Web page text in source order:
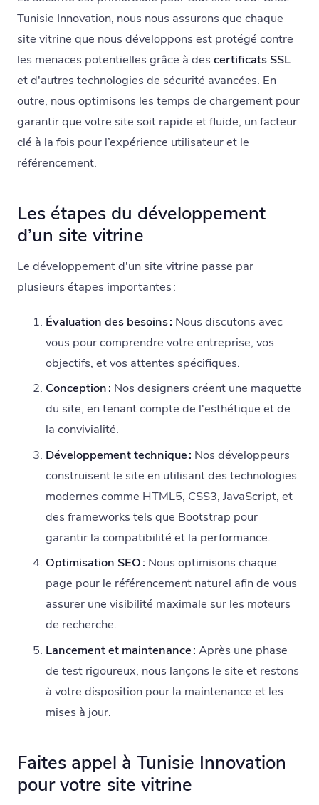
Tunisie Innovation, nous nous assurons que chaque
site vitrine que nous développons est protégé contre
les menaces potentielles grâce à des certificats SSL
et d'autres technologies de sécurité avancées. En
outre, nous optimisons les temps de chargement pour
garantir que votre site soit rapide et fluide, un facteur
clé à la fois pour l’expérience utilisateur et le
référencement.
Les étapes du développement
d’un site vitrine
Le développement d'un site vitrine passe par
plusieurs étapes importantes :
Évaluation des besoins : Nous discutons avec
vous pour comprendre votre entreprise, vos
objectifs, et vos attentes spécifiques.
Conception : Nos designers créent une maquette
du site, en tenant compte de l'esthétique et de
la convivialité.
Développement technique : Nos développeurs
construisent le site en utilisant des technologies
modernes comme HTML5, CSS3, JavaScript, et
des frameworks tels que Bootstrap pour
garantir la compatibilité et la performance.
Optimisation SEO : Nous optimisons chaque
page pour le référencement naturel afin de vous
assurer une visibilité maximale sur les moteurs
de recherche.
Lancement et maintenance : Après une phase
de test rigoureux, nous lançons le site et restons
à votre disposition pour la maintenance et les
mises à jour.
Faites appel à Tunisie Innovation
pour votre site vitrine